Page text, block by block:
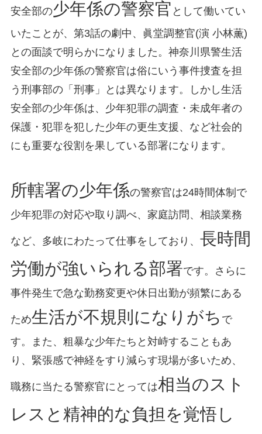
安全部の少年係の警察官 として働いてい
いたことが、第3話の劇中、眞堂調整官(演 小林薫)
との面談で明らかになりました。神奈川県警生活
安全部の少年係の警察官は俗にいう事件捜査を担
う刑事部の「刑事」とは異なります。しかし生活
安全部の少年係は、少年犯罪の調査・未成年者の
保護・犯罪を犯した少年の更生支援、など社会的
にも重要な役割を果している部署になります。
所轄署の少年係の警察官は24時間体制で
少年犯罪の対応や取り調べ、家庭訪問、相談業務
など、多岐にわたって仕事をしており、 長時間
労働が強いられる部署です。さらに
事件発生で急な勤務変更や休日出勤が頻繁にある
ため生活が不規則になりがち で
す。また、粗暴な少年たちと対峙することもあ
り、緊張感で神経をすり減らす現場が多いため、
職務に当たる警察官にとっては相当のスト
レスと精神的な負担を覚悟し